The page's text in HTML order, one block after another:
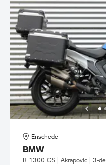
Enschede
BMW
R 1300 GS | Akrapovic | 3-